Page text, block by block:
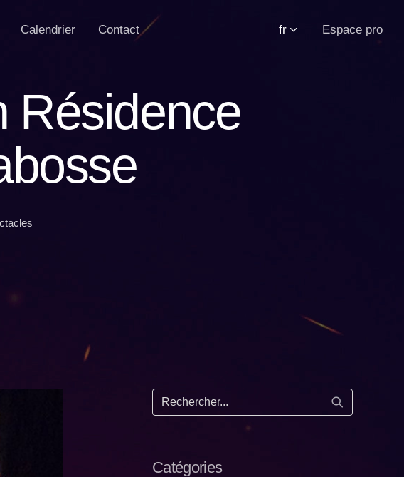
Calendrier Contact fr Espace pro
Résidence
Catégories